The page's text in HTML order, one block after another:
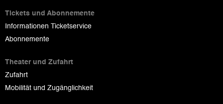
Tickets und Abonnemente
Informationen Ticketservice
Abonnemente
Theater und Zufahrt
Zufahrt
Mobilität und Zugänglichkeit